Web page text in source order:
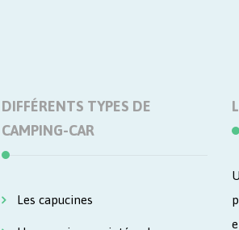
DIFFÉRENTS TYPES DE
CAMPING-CAR
Les capucines